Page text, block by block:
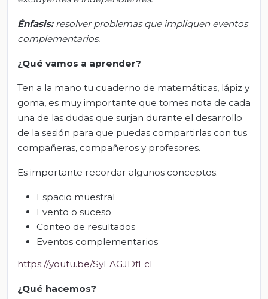
Énfasis: resolver problemas que impliquen eventos
complementarios.
¿Qué vamos a aprender?
Ten a la mano tu cuaderno de matemáticas, lápiz y
goma, es muy importante que tomes nota de cada
una de las dudas que surjan durante el desarrollo
de la sesión para que puedas compartirlas con tus
compañeras, compañeros y profesores.
Es importante recordar algunos conceptos.
Espacio muestral
Evento o suceso
Conteo de resultados
Eventos complementarios
https://youtu.be/SyEAGJDfEcI
¿Qué hacemos?